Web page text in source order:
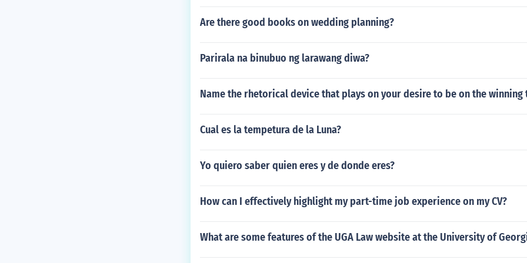
Are there good books on wedding planning?
Parirala na binubuo ng larawang diwa?
Name the rhetorical device that plays on your desire to be on the winning
Cual es la tempetura de la Luna?
Yo quiero saber quien eres y de donde eres?
How can I effectively highlight my part-time job experience on my CV?
What are some features of the UGA Law website at the University of